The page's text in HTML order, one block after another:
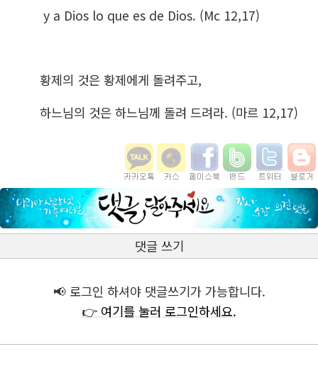
y a Dios lo que es de Dios. (Mc 12,17)
황제의 것은 황제에게 돌려주고,
하느님의 것은 하느님께 돌려 드려라. (마르 12,17)
댓글 쓰기
📢 로그인 하셔야 댓글쓰기가 가능합니다.
👉 여기를 눌러 로그인하세요.